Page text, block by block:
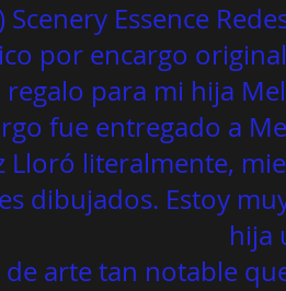
Scenery Essence
por encargo
para mi hija
fue entregado a
Lloró literalmente,
dibujados. Estoy
hija
de arte tan